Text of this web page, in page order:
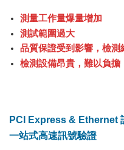
測量工作量爆量增加
測試範圍過大
品質保證受到影響，檢測
檢測設備昂貴，難以負擔
PCI Express & Ethernet
一站式高速訊號驗證